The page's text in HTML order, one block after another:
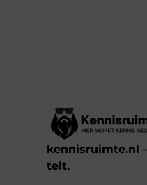
kennisruimte.nl
telt.